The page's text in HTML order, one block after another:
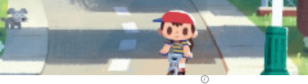
グルメ 地域
教育・育児
リサーチ